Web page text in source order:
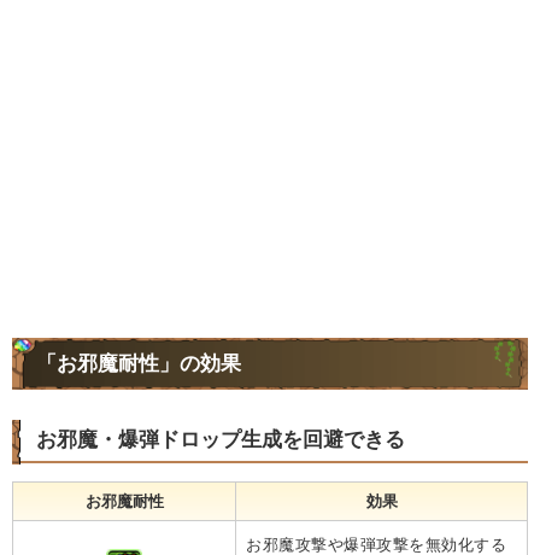
「お邪魔耐性」の効果
お邪魔・爆弾ドロップ生成を回避できる
お邪魔耐性 効果
お邪魔攻撃や爆弾攻撃を無効化する